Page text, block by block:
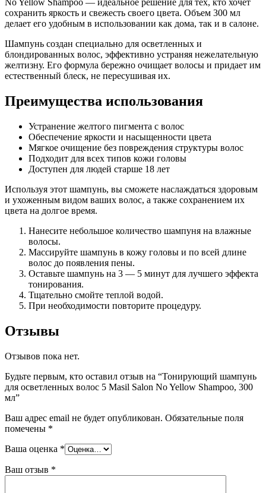
No Yellow Shampoo — идеальное решение для тех, кто хочет
сохранить яркость и свежесть своего цвета. Объем 300 мл
делает его удобным в использовании как дома, так и в салоне.
Шампунь создан специально для осветленных и
блондированных волос, эффективно устраняя нежелательную
желтизну. Его формула бережно очищает волосы и придает им
естественный блеск, не пересушивая их.
Преимущества использования
Устранение желтого пигмента с волос
Обеспечение яркости и насыщенности цвета
Мягкое очищение без повреждения структуры волос
Подходит для всех типов кожи головы
Доступен для людей старше 18 лет
Используя этот шампунь, вы сможете наслаждаться здоровым
и ухоженным видом ваших волос, а также сохранением их
цвета на долгое время.
Нанесите небольшое количество шампуня на влажные
волосы.
Массируйте шампунь в кожу головы и по всей длине
волос до появления пены.
Оставьте шампунь на 3 — 5 минут для лучшего эффекта
тонирования.
Тщательно смойте теплой водой.
При необходимости повторите процедуру.
Отзывы
Отзывов пока нет.
Будьте первым, кто оставил отзыв на “Тонирующий шампунь
для осветленных волос 5 Masil Salon No Yellow Shampoo, 300
мл”
Ваш адрес email не будет опубликован. Обязательные поля
помечены *
Ваша оценка *
Ваш отзыв *